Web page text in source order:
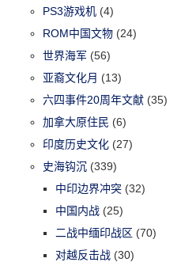
PS3游戏机 (4)
ROM中国文物 (24)
世界海军 (56)
亚裔文化月 (13)
六四事件20周年文献 (35)
加拿大原住民 (6)
印度历史文化 (27)
史海钩沉 (339)
中印边界冲突 (32)
中国内战 (25)
二战中缅印战区 (70)
对越反击战 (30)